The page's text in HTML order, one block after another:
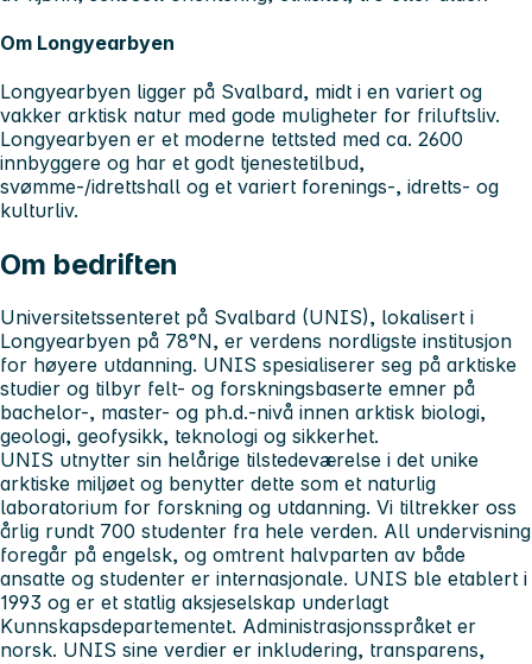
Om Longyearbyen
Longyearbyen ligger på Svalbard, midt i en variert og
vakker arktisk natur med gode muligheter for friluftsliv.
Longyearbyen er et moderne tettsted med ca. 2600
innbyggere og har et godt tjenestetilbud,
svømme-/idrettshall og et variert forenings-, idretts- og
kulturliv.
Om bedriften
Universitetssenteret på Svalbard (UNIS), lokalisert i
Longyearbyen på 78°N, er verdens nordligste institusjon
for høyere utdanning. UNIS spesialiserer seg på arktiske
studier og tilbyr felt- og forskningsbaserte emner på
bachelor-, master- og ph.d.-nivå innen arktisk biologi,
geologi, geofysikk, teknologi og sikkerhet.
UNIS utnytter sin helårige tilstedeværelse i det unike
arktiske miljøet og benytter dette som et naturlig
laboratorium for forskning og utdanning. Vi tiltrekker oss
årlig rundt 700 studenter fra hele verden. All undervisning
foregår på engelsk, og omtrent halvparten av både
ansatte og studenter er internasjonale. UNIS ble etablert i
1993 og er et statlig aksjeselskap underlagt
Kunnskapsdepartementet. Administrasjonsspråket er
norsk. UNIS sine verdier er inkludering, transparens,